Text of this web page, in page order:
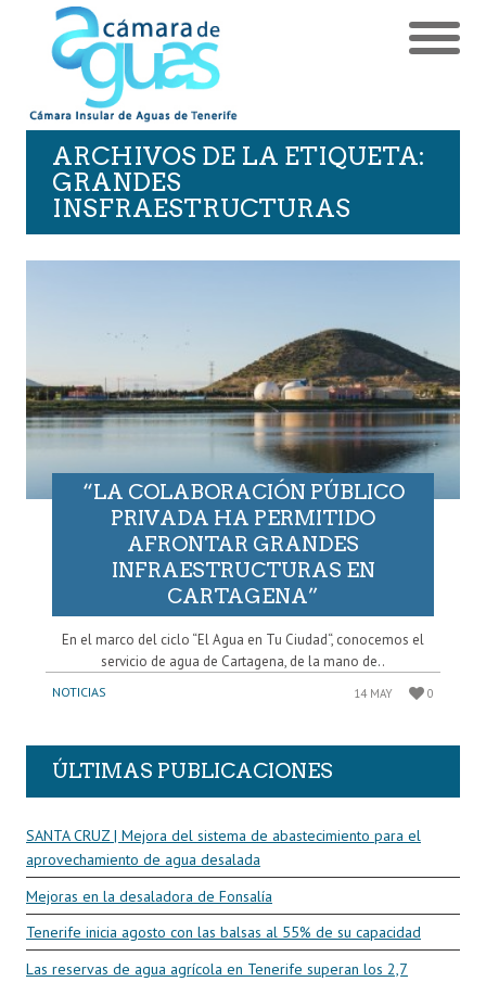
ARCHIVOS DE LA ETIQUETA:
GRANDES
INSFRAESTRUCTURAS
“LA COLABORACIÓN PÚBLICO
PRIVADA HA PERMITIDO
AFRONTAR GRANDES
INFRAESTRUCTURAS EN
CARTAGENA”
En el marco del ciclo “El Agua en Tu Ciudad“, conocemos el
servicio de agua de Cartagena, de la mano de..
NOTICIAS 14 MAY 0
ÚLTIMAS PUBLICACIONES
SANTA CRUZ | Mejora del sistema de abastecimiento para el
aprovechamiento de agua desalada
Mejoras en la desaladora de Fonsalía
Tenerife inicia agosto con las balsas al 55% de su capacidad
Las reservas de agua agrícola en Tenerife superan los 2,7